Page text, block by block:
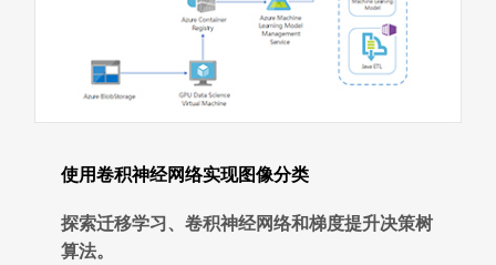
使用卷积神经网络实现图像分类
探索迁移学习、卷积神经网络和梯度提升决策树
算法。